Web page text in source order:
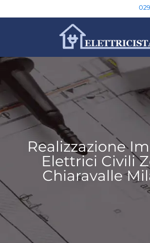
Realizzazione
Elettrici Civili
Chiaravalle